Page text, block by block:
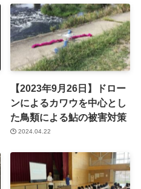
【2023年9月26日】ドロー
ンによるカワウを中心とし
た鳥類による鮎の被害対策
2024.04.22